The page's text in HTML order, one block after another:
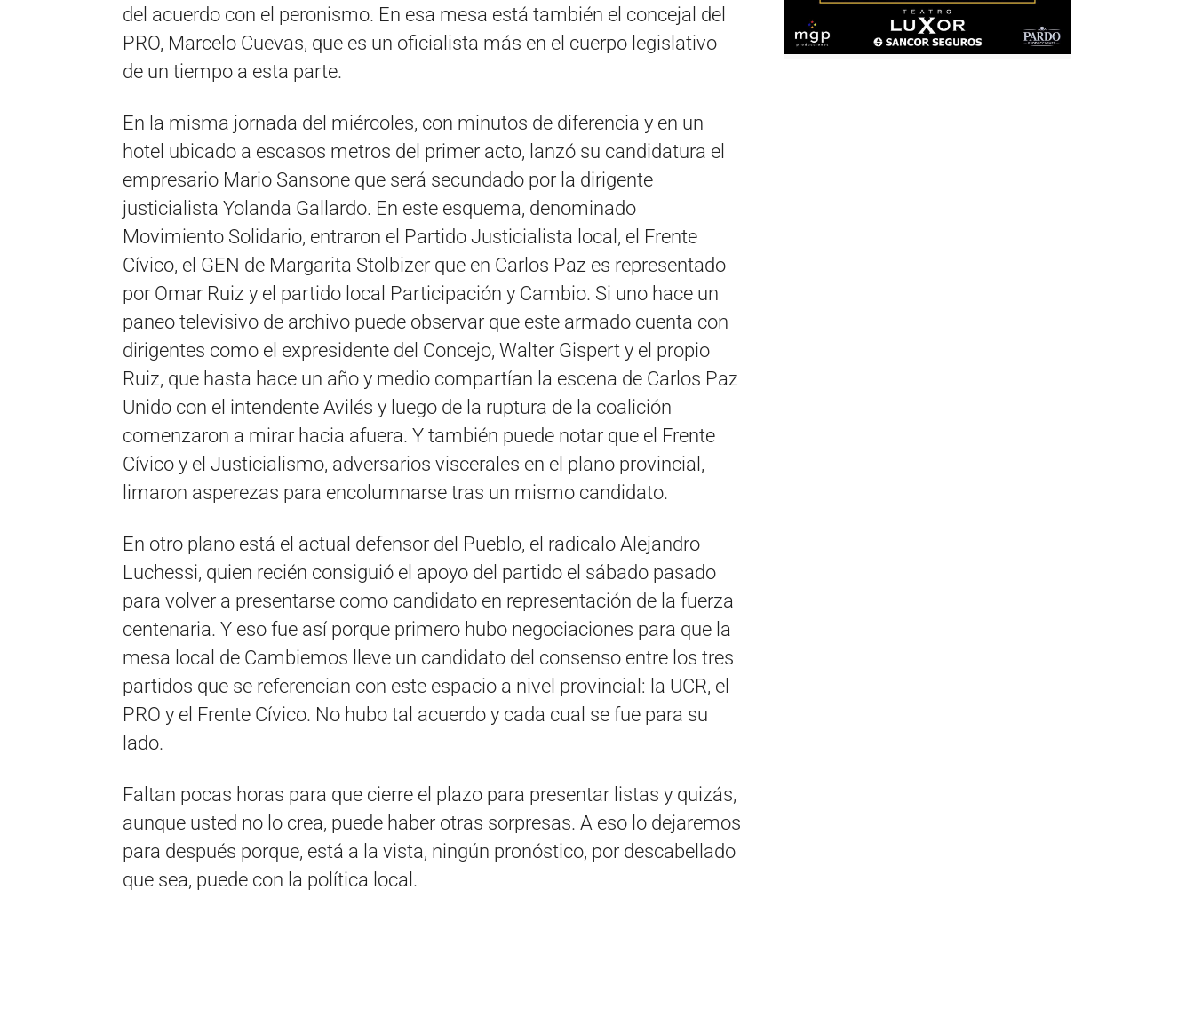
del acuerdo con el peronismo. En esa mesa está también el concejal del
PRO, Marcelo Cuevas, que es un oficialista más en el cuerpo legislativo
de un tiempo a esta parte.
En la misma jornada del miércoles, con minutos de diferencia y en un
hotel ubicado a escasos metros del primer acto, lanzó su candidatura el
empresario Mario Sansone que será secundado por la dirigente
justicialista Yolanda Gallardo. En este esquema, denominado
Movimiento Solidario, entraron el Partido Justicialista local, el Frente
Cívico, el GEN de Margarita Stolbizer que en Carlos Paz es representado
por Omar Ruiz y el partido local Participación y Cambio. Si uno hace un
paneo televisivo de archivo puede observar que este armado cuenta con
dirigentes como el expresidente del Concejo, Walter Gispert y el propio
Ruiz, que hasta hace un año y medio compartían la escena de Carlos Paz
Unido con el intendente Avilés y luego de la ruptura de la coalición
comenzaron a mirar hacia afuera. Y también puede notar que el Frente
Cívico y el Justicialismo, adversarios viscerales en el plano provincial,
limaron asperezas para encolumnarse tras un mismo candidato.
En otro plano está el actual defensor del Pueblo, el radicalo Alejandro
Luchessi, quien recién consiguió el apoyo del partido el sábado pasado
para volver a presentarse como candidato en representación de la fuerza
centenaria. Y eso fue así porque primero hubo negociaciones para que la
mesa local de Cambiemos lleve un candidato del consenso entre los tres
partidos que se referencian con este espacio a nivel provincial: la UCR, el
PRO y el Frente Cívico. No hubo tal acuerdo y cada cual se fue para su
lado.
Faltan pocas horas para que cierre el plazo para presentar listas y quizás,
aunque usted no lo crea, puede haber otras sorpresas. A eso lo dejaremos
para después porque, está a la vista, ningún pronóstico, por descabellado
que sea, puede con la política local.